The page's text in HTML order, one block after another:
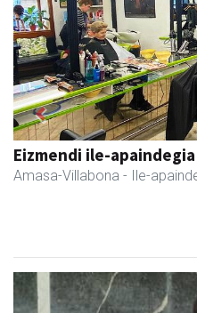
Eizmendi anaiak
Amasa-Villabona - Armategia
Previous